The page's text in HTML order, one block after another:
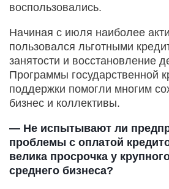
воспользовались.
Начиная с июля наиболее
пользовался льготными
занятости и восстановление
Программы государственной
поддержки помогли многим
бизнес и коллективы.
— Не испытывают ли
проблемы с оплатой
велика просрочка у
среднего бизнеса?